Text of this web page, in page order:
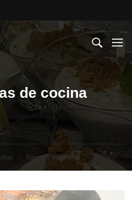
de cocina
Recetas de cocina